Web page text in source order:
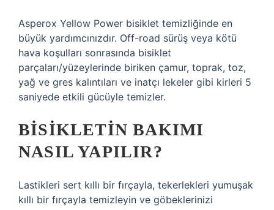
Asperox Yellow Power bisiklet temizliğinde en
büyük yardımcınızdır. Off-road sürüş veya kötü
hava koşulları sonrasında bisiklet
parçaları/yüzeylerinde biriken çamur, toprak, toz,
yağ ve gres kalıntıları ve inatçı lekeler gibi kirleri 5
saniyede etkili gücüyle temizler.
BISIKLETIN BAKIMI
NASIL YAPILIR?
Lastikleri sert kıllı bir fırçayla, tekerlekleri yumuşak
kıllı bir fırçayla temizleyin ve göbeklerinizi